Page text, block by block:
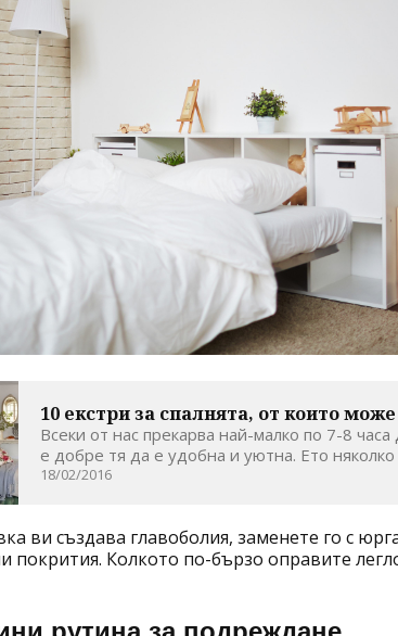
10 екстри за спалнята, от които
Всеки от нас прекарва най-малко по 7-8 часа
е добре тя да е удобна и уютна. Ето няколко
18/02/2016
ви създава главоболия, заменете го с
покрития. Колкото по-бързо оправите